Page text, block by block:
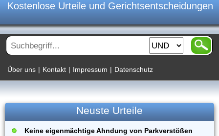
Kostenlose Urteile und Gerichtsentscheidungen
Über uns | Kontakt | Impressum | Datenschutz
Neuste Urteile
Keine eigenmächtige Ahndung von Parkverstößen